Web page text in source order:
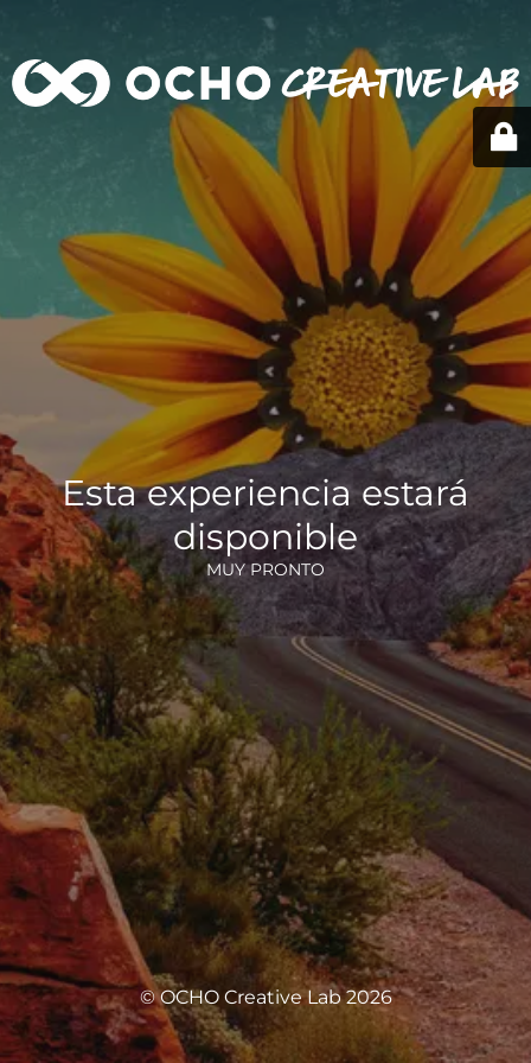
Esta experiencia estará
disponible
MUY PRONTO
© OCHO Creative Lab 2026